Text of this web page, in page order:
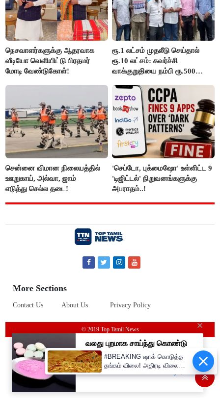
நெசவாளர்களுக்கு ஆதரவாக
வீடியோ வெளியிட்டு பிரதமர்
மோடி வேண்டுகோள்!
ரூ.1 லட்சம் முதலீடு செய்தால்
ரூ.10 லட்சம்: கவர்ச்சி
வாக்குறுதியை நம்பி ரூ.500
மக்கள்!
சென்னை விமான நிலையத்தில்
ஊறுகாய், அல்வா, ஜாம்
எடுத்து செல்ல தடை!
'செப்டோ, புக்மைஷோ' உள்ளிட்ட 9
'டிஜிட்டல்' நிறுவனங்களுக்கு
அபராதம்..!
More Sections
Contact Us About Us Privacy Policy
© 2019 Top Tamil News
#BREAKING ஷாக் கொடுத்த
தங்கம் விலை! அதிரடி விலை
உயர்வு